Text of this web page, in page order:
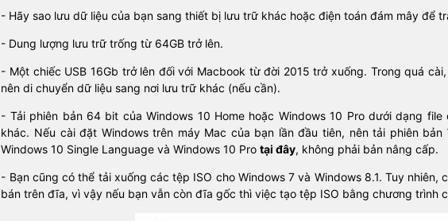
- Hãy sao lưu dữ liệu của bạn sang thiết bị lưu trữ khác hoặc điện toán đám mây để
- Dung lượng lưu trữ trống từ 64GB trở lên.
- Một chiếc USB 16Gb trở lên đối với Macbook từ đời 2015 trở xuống. Trong quá
nên di chuyển dữ liệu sang nơi lưu trữ khác (nếu cần).
- Tải phiên bản 64 bit của Windows 10 Home hoặc Windows 10 Pro dưới dạng
khác. Nếu cài đặt Windows trên máy Mac của bạn lần đầu tiên, nên tải phiên bản
Windows 10 Single Language và Windows 10 Protại đây, không phải bản nâng cấp.
- Bạn cũng có thể tải xuống các tệp ISO cho Windows 7 và Windows 8.1. Tuy nhiên,
bán trên đĩa, vì vậy nếu bạn vẫn còn đĩa gốc thì việc tạo tệp ISO bằng chương trình